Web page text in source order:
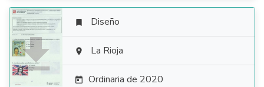

 Diseño
 La Rioja
 Ordinaria de 2020